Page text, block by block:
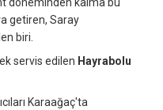
döneminden kalma bu
getiren, Saray
biri.
servis edilen Hayrabolu
Karaağaç'ta